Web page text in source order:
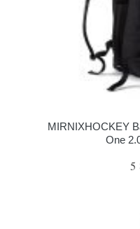
MIRNIXHOCKEY
One
5